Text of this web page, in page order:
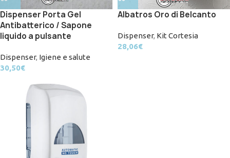
Dispenser Porta Gel
Antibatterico / Sapone
liquido a pulsante
Dispenser, Igiene e salute
30,50€
Albatros Oro di Belcanto
Dispenser, Kit Cortesia
28,06€